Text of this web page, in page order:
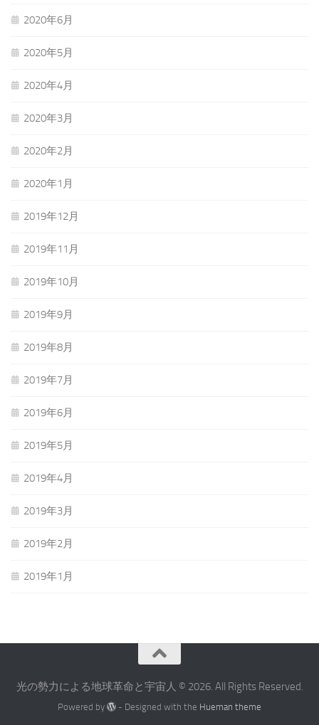
2020年6月
2020年5月
2020年4月
2020年3月
2020年2月
2020年1月
2019年12月
2019年11月
2019年10月
2019年9月
2019年8月
2019年7月
2019年6月
2019年5月
2019年4月
2019年3月
2019年2月
2019年1月
光の勢力による地球革命と宇宙人 © 2026. All Rights Reserved.
Powered by - Designed with the Hueman theme